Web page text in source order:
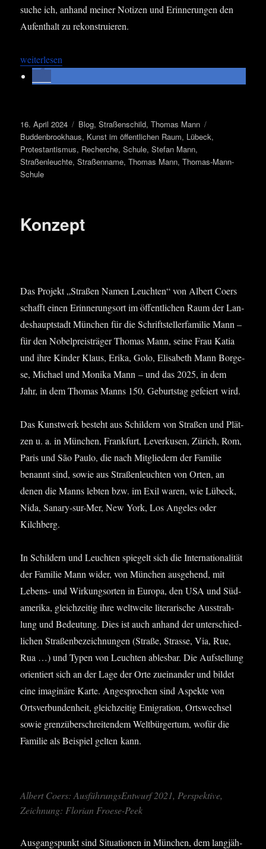
su­che ich, anhand mei­ner Noti­zen und Erin­ne­run­gen den
Auf­ent­halt zu rekonstruieren.
„Lübeck – Hit­ze, Was­ser – und die Tho­mas-Mann-Stra­ße“
wei­ter­le­sen
Veröffentlicht
am
16. April 2024 Kategorien
Blog,Straßenschild,Thomas Mann
Buddenbrookhaus, Kunst im öffentlichen Raum, Lübeck,
Protestantismus, Recherche,Schule,Stefan Mann,
Straßenleuchte,Straßenname,Thomas Mann,Thomas-Mann-
Schule
Konzept
Das Pro­jekt „Stra­ßen Namen Leuch­ten“ von Albert Coers
schafft ­einen Erin­ne­rungs­ort im öffent­li­chen Raum der Lan­
des­haupt­stadt Mün­chen für die Schrift­stel­ler­fa­mi­lie Mann –
für den Nobel­preis­trä­ger Tho­mas Mann, sei­ne Frau Katia
und ihre Kin­der Klaus, Eri­ka, Golo, Eli­sa­beth Mann Bor­ge­
se, Micha­el und Moni­ka Mann – und das 2025, in dem
Jahr, in dem Tho­mas Manns 150. Geburts­tag gefei­ert wird.
Das Kunst­werk besteht aus Schil­dern von Stra­ßen und Plät­
zen u. a. in Mün­chen, Frank­furt, Lever­ku­sen, Zürich, Rom,
Paris und São Pau­lo, die nach Mit­glie­dern der Fami­lie
benannt sind, sowie aus Stra­ßen­leuch­ten von Orten, an
denen die Manns leb­ten bzw. im Exil waren, wie Lübeck,
Nida, Sana­ry-sur-Mer, New York, Los Ange­les oder
Kilchberg.
In Schil­dern und Leuch­ten spie­gelt sich die Inter­na­tio­na­li­tät
der Fami­lie Mann wider, von Mün­chen aus­ge­hend, mit
Lebens- und Wir­kungs­or­ten in Euro­pa, den USA und Süd­
ame­ri­ka, gleich­zei­tig ihre welt­wei­te lite­ra­ri­sche Aus­strah­
lung und Bedeu­tung. Dies ist auch anhand der unter­schied­
li­chen Stra­ßen­be­zeich­nun­gen (Stra­ße, Stras­se, Via, Rue,
Rua …) und Typen von Leuch­ten ables­bar. Die Auf­stel­lung
ori­en­tiert sich an der Lage der Orte zuein­an­der und bil­det
eine ima­gi­nä­re Kar­te. Ange­spro­chen sind Aspek­te von
Orts­ver­bun­den­heit, gleich­zei­tig Emi­gra­ti­on, Orts­wech­sel
sowie grenz­über­schrei­ten­dem Welt­bür­ger­tum, wofür die
Fami­lie als Bei­spiel gel­ten kann.
Albert Coers: Aus­füh­rungs­Ent­wurf 2021, Per­spek­ti­ve,
Zeich­nung: Flo­ri­an Froese-Peek
Aus­gangs­punkt sind Situa­tio­nen in Mün­chen, dem lang­jäh­